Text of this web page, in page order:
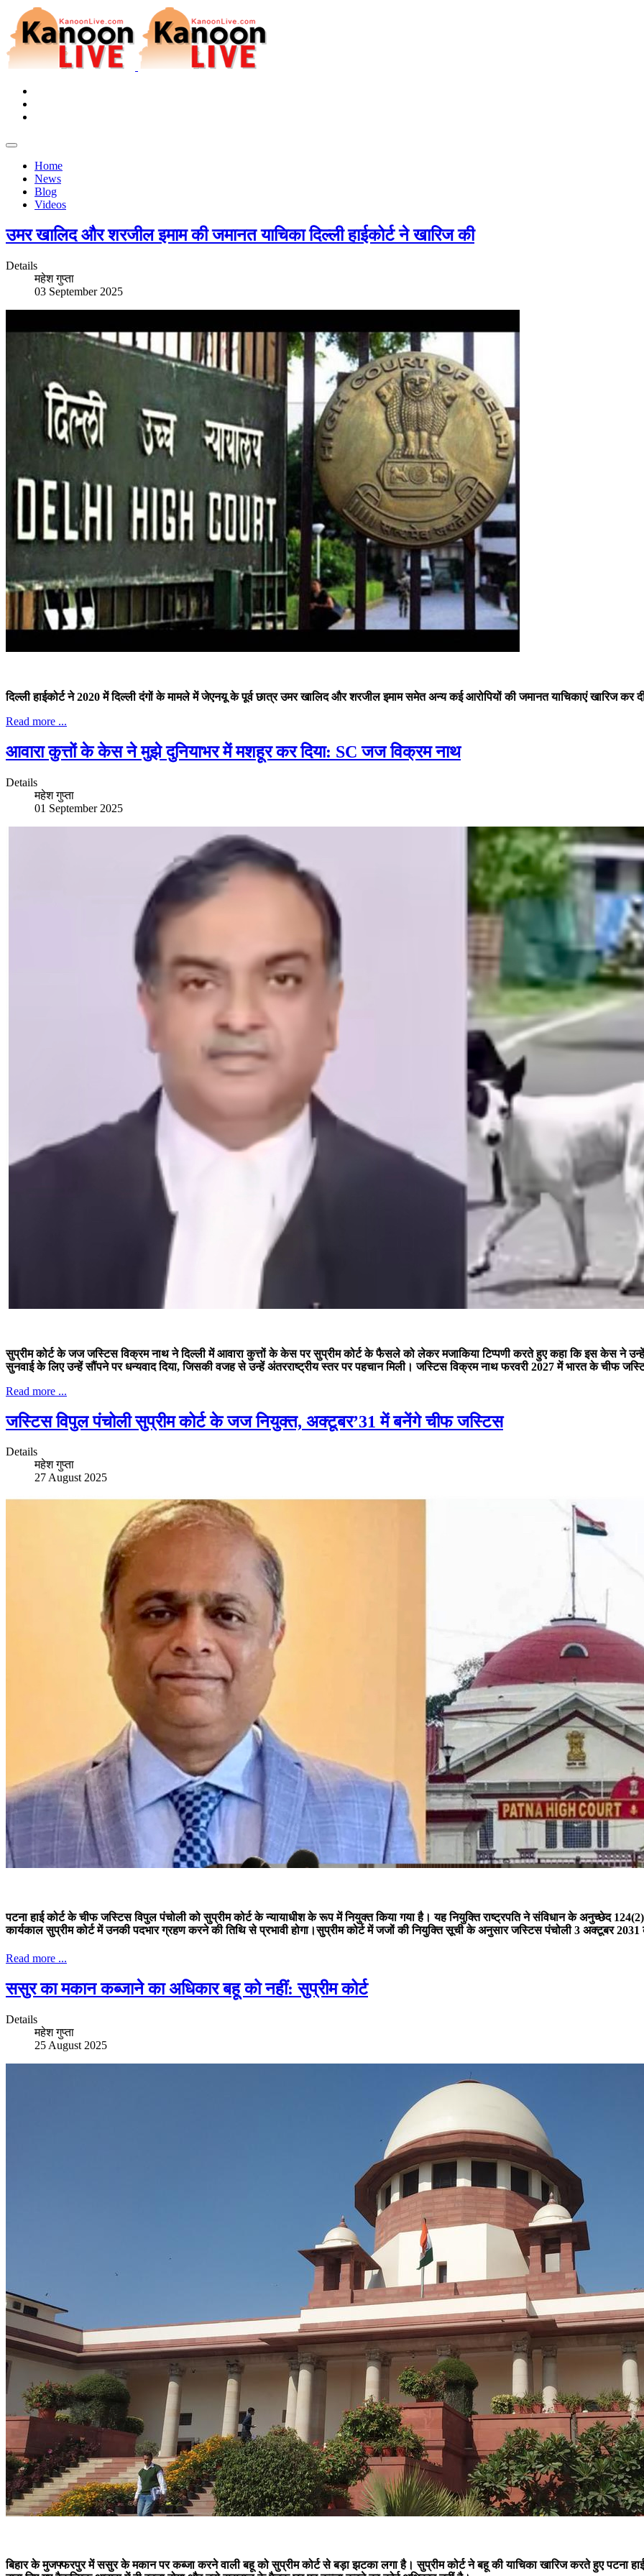
Home
News
Blog
Videos
उमर खालिद और शरजील इमाम की जमानत याचिका दिल्ली हाईकोर्ट ने खारिज की
Details
महेश गुप्ता
03 September 2025
दिल्ली हाईकोर्ट ने 2020 में दिल्ली दंगों के मामले में जेएनयू के पूर्व छात्र उमर खालिद और शरजील इमाम समेत अन्य कई आरोपियों की जमानत याचिकाएं खारिज कर
Read more ...
आवारा कुत्तों के केस ने मुझे दुनियाभर में मशहूर कर दिया: SC जज विक्रम नाथ
Details
महेश गुप्ता
01 September 2025
सुप्रीम कोर्ट के जज जस्टिस विक्रम नाथ ने दिल्ली में आवारा कुत्तों के केस पर सुप्रीम कोर्ट के फैसले को लेकर मजाकिया टिप्पणी करते हुए कहा कि इस केस ने
सुनवाई के लिए उन्हें सौंपने पर धन्यवाद दिया, जिसकी वजह से उन्हें अंतरराष्ट्रीय स्तर पर पहचान मिली। जस्टिस विक्रम नाथ फरवरी 2027 में भारत के चीफ
Read more ...
जस्टिस विपुल पंचोली सुप्रीम कोर्ट के जज नियुक्त, अक्टूबर’31 में बनेंगे चीफ जस्टिस
Details
महेश गुप्ता
27 August 2025
पटना हाई कोर्ट के चीफ जस्टिस विपुल पंचोली को सुप्रीम कोर्ट के न्यायाधीश के रूप में नियुक्त किया गया है। यह नियुक्ति राष्ट्रपति ने संविधान के अनुच्छेद
कार्यकाल सुप्रीम कोर्ट में उनकी पदभार ग्रहण करने की तिथि से प्रभावी होगा।सुप्रीम कोर्ट में जजों की नियुक्ति सूची के अनुसार जस्टिस पंचोली 3 अक्टूबर
Read more ...
ससुर का मकान कब्जाने का अधिकार बहू को नहीं: सुप्रीम कोर्ट
Details
महेश गुप्ता
25 August 2025
बिहार के मुजफ्फरपुर में ससुर के मकान पर कब्जा करने वाली बहू को सुप्रीम कोर्ट से बड़ा झटका लगा है। सुप्रीम कोर्ट ने बहू की याचिका खारिज करते हुए पटना